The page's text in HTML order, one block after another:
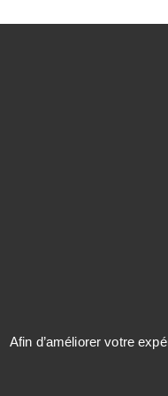
Afin d’améliorer votre